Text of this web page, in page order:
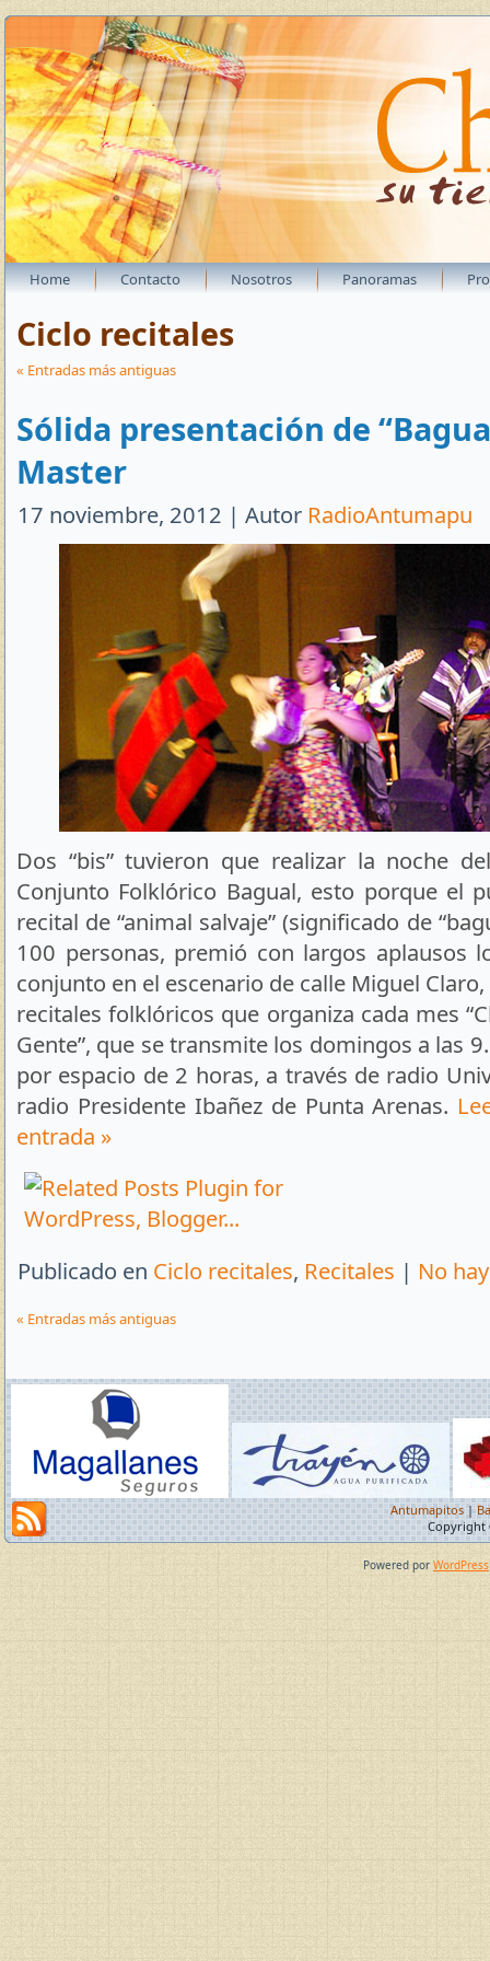
Home Contacto Nosotros Panoramas
Ciclo recitales
« Entradas más antiguas
Sólida presentación de
Master
17 noviembre, 2012 | Autor RadioAntumapu
Dos “bis” tuvieron que realizar la noche
Conjunto Folklórico Bagual, esto porque el
recital de “animal salvaje” (significado de
100 personas, premió con largos aplausos
conjunto en el escenario de calle Miguel
recitales folklóricos que organiza cada mes
Gente”, que se transmite los domingos a las
por espacio de 2 horas, a través de radio
radio Presidente Ibañez de Punta Arenas.
entrada »
Publicado en Ciclo recitales, Recitales | No
« Entradas más antiguas
Antumapitos|
Copyright
Powered por WordPress